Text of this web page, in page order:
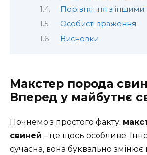
Порівняння з
Особисті враження
Висновки
Макстер порода
Вперед у майбутнє
Почнемо з простого факту:
свиней – це щось особливе.
сучасна, вона буквально змінює